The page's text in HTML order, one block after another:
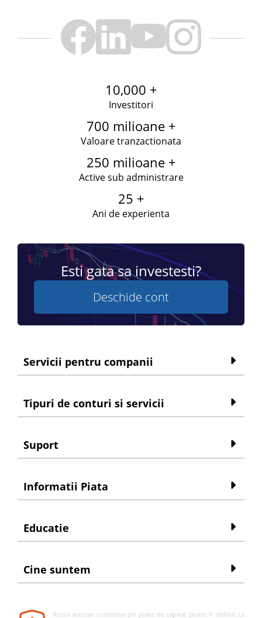
10,000 +
Investitori
700 milioane +
Valoare tranzactionata
250 milioane +
Active sub administrare
25 +
Ani de experienta
Esti gata sa investesti?
Deschide cont
Servicii pentru companii
Tipuri de conturi si servicii
Suport
Informatii Piata
Educatie
Cine suntem
Riscul asociat investitiei pe piata de capital poate fi definit ca